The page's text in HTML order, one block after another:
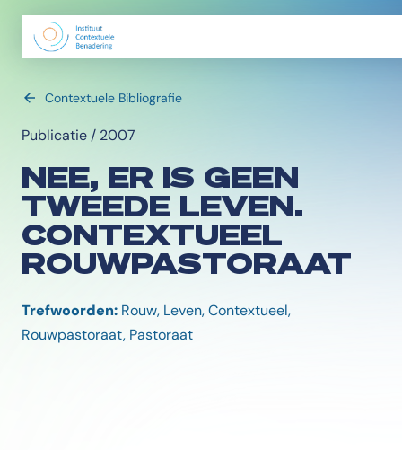
Contextuele Bibliografie
Publicatie / 2007
NEE, ER IS GEEN
TWEEDE LEVEN.
CONTEXTUEEL
ROUWPASTORAAT
Trefwoorden: Rouw, Leven, Contextueel,
Rouwpastoraat, Pastoraat